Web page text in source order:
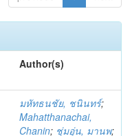
Author(s)
มหัทธนชัย, ชนินทร์;
Mahatthanachai,
Chanin; ชุ่มอุ่น, มานพ;